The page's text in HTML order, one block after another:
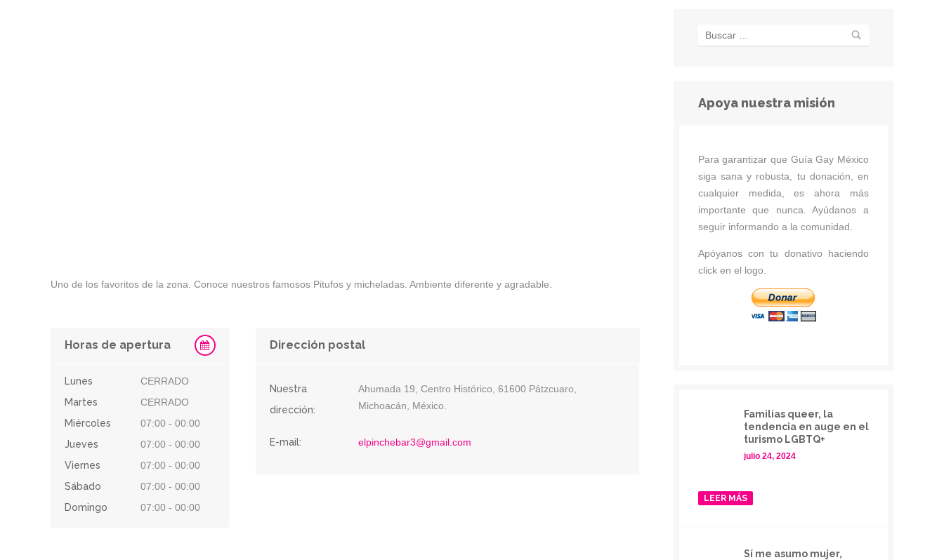
Uno de los favoritos de la zona. Conoce nuestros famosos Pitufos y micheladas. Ambiente diferente y agradable.
Horas de apertura
Lunes
CERRADO
Martes
CERRADO
Miércoles
07:00 - 00:00
Jueves
07:00 - 00:00
Viernes
07:00 - 00:00
Sábado
07:00 - 00:00
Domingo
07:00 - 00:00
Dirección postal
Nuestra
dirección:
Ahumada 19, Centro Histórico, 61600 Pátzcuaro,
Michoacán, México.
E-mail: elpinchebar3@gmail.com
Apoya nuestra misión
Para garantizar que Guía Gay México
siga sana y robusta, tu donación, en
cualquier medida, es ahora más
importante que nunca. Ayúdanos a
seguir informando a la comunidad.
Apóyanos con tu donativo haciendo
click en el logo.
Familias queer, la
tendencia en auge en el
turismo LGBTQ+
julio 24, 2024
LEER MÁS
Sí me asumo mujer,